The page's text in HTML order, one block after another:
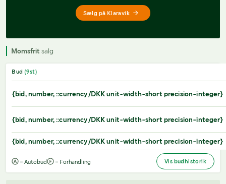
Sælg på Klaravik
Momsfrit salg
Bud (9st)
{bid, number, ::currency/DKK unit-width-short precision-integer}
{bid, number, ::currency/DKK unit-width-short precision-integer}
{bid, number, ::currency/DKK unit-width-short precision-integer}
= Autobud = Forhandling Vis budhistorik